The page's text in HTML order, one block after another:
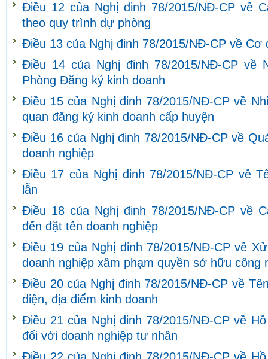
Điều 12 của Nghị đinh 78/2015/NĐ-CP về
theo quy trình dự phòng
Điều 13 của Nghị đinh 78/2015/NĐ-CP về Cơ
Điều 14 của Nghị đinh 78/2015/NĐ-CP về
Phòng Đăng ký kinh doanh
Điều 15 của Nghị đinh 78/2015/NĐ-CP về
quan đăng ký kinh doanh cấp huyện
Điều 16 của Nghị đinh 78/2015/NĐ-CP về
doanh nghiệp
Điều 17 của Nghị đinh 78/2015/NĐ-CP về
lẫn
Điều 18 của Nghị đinh 78/2015/NĐ-CP về
đến đặt tên doanh nghiệp
Điều 19 của Nghị đinh 78/2015/NĐ-CP về
doanh nghiệp xâm phạm quyền sở hữu công
Điều 20 của Nghị đinh 78/2015/NĐ-CP về
diện, địa điểm kinh doanh
Điều 21 của Nghị đinh 78/2015/NĐ-CP về
đối với doanh nghiệp tư nhân